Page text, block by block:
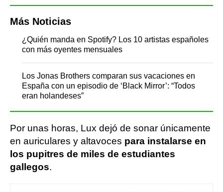
Más Noticias
¿Quién manda en Spotify? Los 10 artistas españoles
con más oyentes mensuales
Los Jonas Brothers comparan sus vacaciones en
España con un episodio de ‘Black Mirror’: “Todos
eran holandeses”
Por unas horas, Lux dejó de sonar únicamente
en auriculares y altavoces para instalarse en
los pupitres de miles de estudiantes
gallegos.